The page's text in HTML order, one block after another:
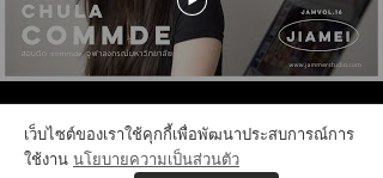
เว็บไซต์ของเราใช้คุกกี้เพื่อพัฒนาประสบการณ์การ
ใช้งาน นโยบายความเป็นส่วนตัว